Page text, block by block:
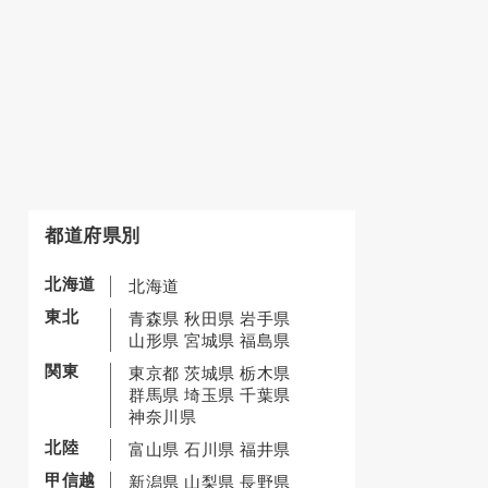
都道府県別
北海道
北海道
東北
青森県 秋田県 岩手県
山形県 宮城県 福島県
関東
東京都 茨城県 栃木県
群馬県 埼玉県 千葉県
神奈川県
北陸
富山県 石川県 福井県
甲信越
新潟県 山梨県 長野県